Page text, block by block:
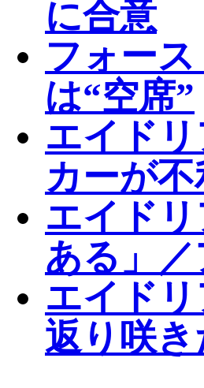
に合意
フォー
は“空席”
エイド
カーが
エイド
ある」
エイド
返り咲